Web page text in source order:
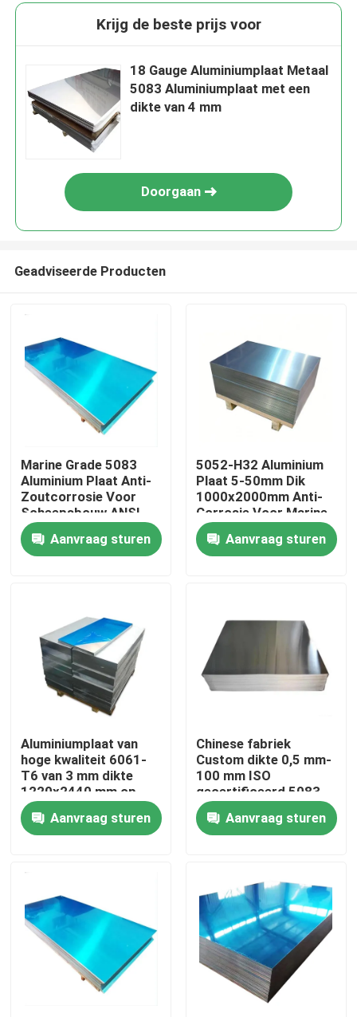
Thuis
video's
Over ons
Fabriekstocht
Kwaliteitscontrole
Nieuws
Vraag een offerte
Krijg de beste prijs voor
18 Gauge Aluminiumplaat Metaal
5083 Aluminiumplaat met een
dikte van 4 mm
Doorgaan
Geadviseerde Producten
Marine Grade 5083
Aluminium Plaat Anti-
Zoutcorrosie Voor
Scheepsbouw ANSI
Gecertificeerd
Aanvraag sturen
5052-H32 Aluminium
Plaat 5-50mm Dik
1000x2000mm Anti-
Corrosie Voor Marine
Constructie
Aanvraag sturen
Aluminiumplaat van
hoge kwaliteit 6061-
T6 van 3 mm dikte
1220x2440 mm op
maat gesneden voor
industriële toepassing
in de luchtvaart
Aanvraag sturen
Chinese fabriek
Custom dikte 0,5 mm-
100 mm ISO
gecertificeerd 5083
H111 legering 1060
Pure aluminium plaat
Aanvraag sturen